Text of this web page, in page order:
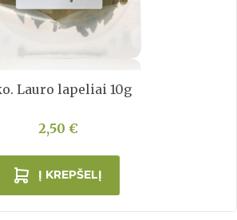
Eko. Lauro lapeliai 10g
2,50 €
Į KREPŠELĮ